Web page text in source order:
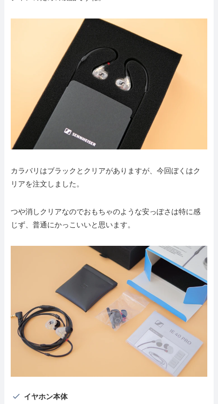
カラバリはブラックとクリアがありますが、今回ぼくはク
リアを注文しました。
つや消しクリアなのでおもちゃのような安っぽさは特に感
じず、普通にかっこいいと思います。
イヤホン本体